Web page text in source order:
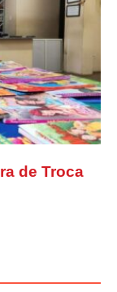
de Troca